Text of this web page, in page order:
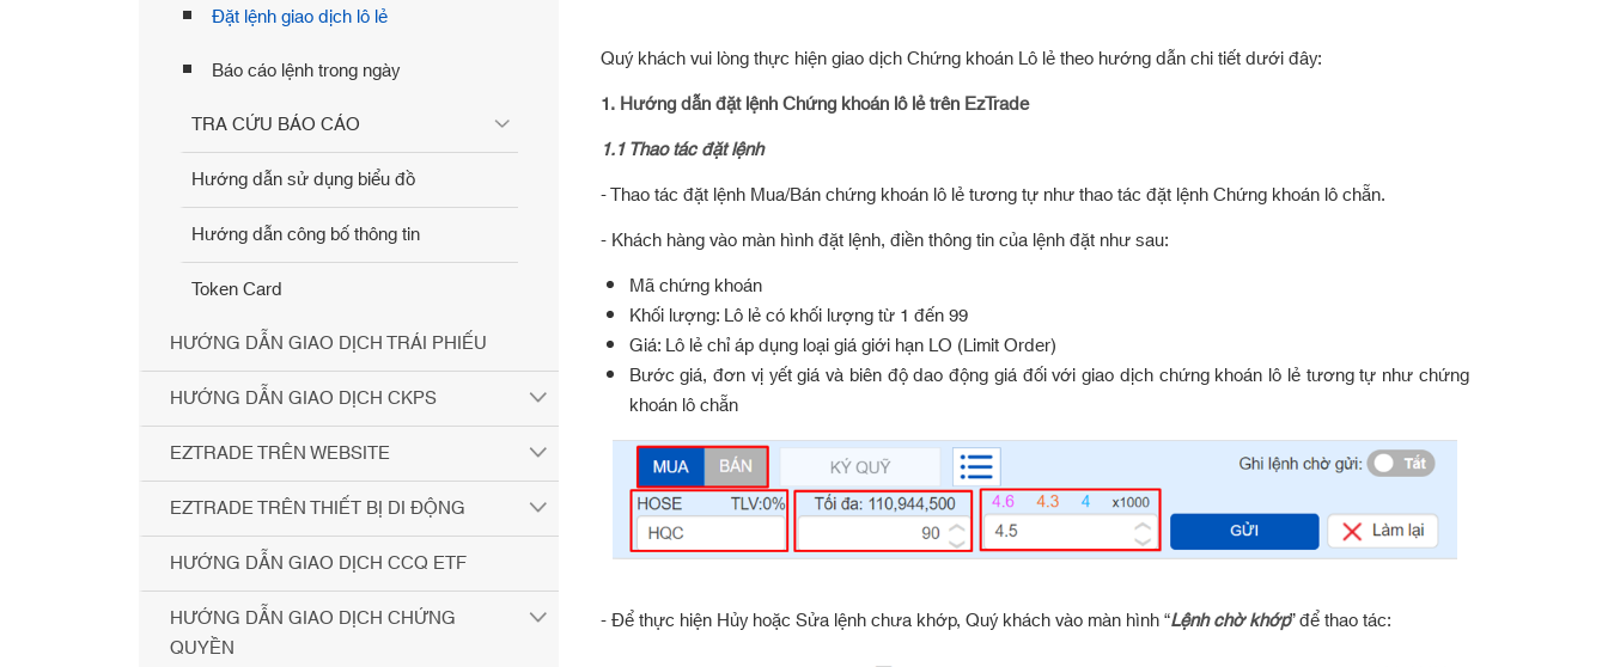
Đặt lệnh giao dịch lô lẻ
Báo cáo lệnh trong ngày
TRA CỨU BÁO CÁO
Hướng dẫn sử dụng biểu đồ
Hướng dẫn công bố thông tin
Token Card
HƯỚNG DẪN GIAO DỊCH TRÁI PHIẾU
HƯỚNG DẪN GIAO DỊCH CKPS
EZTRADE TRÊN WEBSITE
EZTRADE TRÊN THIẾT BỊ DI ĐỘNG
HƯỚNG DẪN GIAO DỊCH CCQ ETF
HƯỚNG DẪN GIAO DỊCH CHỨNG
QUYỀN
Quý khách vui lòng thực hiện giao dịch Chứng khoán Lô lẻ theo hướng dẫn chi tiết dưới đây:
1.Hướng dẫn đặt lệnh Chứng khoán lô lẻ trên EzTrade
1.1 Thao tác đặt lệnh
- Thao tác đặt lệnh Mua/Bán chứng khoán lô lẻ tương tự như thao tác đặt lệnh Chứng khoán lô chẵn.
- Khách hàng vào màn hình đặt lệnh, điền thông tin của lệnh đặt như sau:
Mã chứng khoán
Khối lượng: Lô lẻ có khối lượng từ 1 đến 99
Giá: Lô lẻ chỉ áp dụng loại giá giới hạn LO (Limit Order)
Bước giá, đơn vị yết giá và biên độ dao động giá đối với giao dịch chứng khoán lô lẻ tương tự như chứng
khoán lô chẵn
- Để thực hiện Hủy hoặc Sửa lệnh chưa khớp, Quý khách vào màn hình “Lệnh chờ khớp” để thao tác: